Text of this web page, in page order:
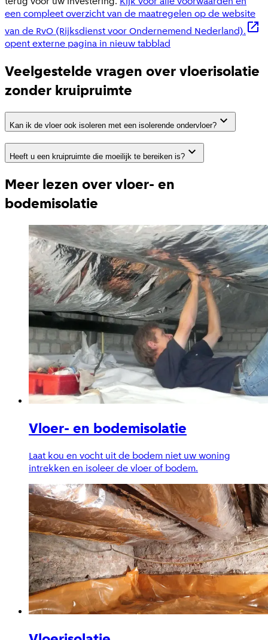
een compleet overzicht van de maatregelen op de website
van de RvO (Rijksdienst voor Ondernemend Nederland).
opent externe pagina in nieuw tabblad
Veelgestelde vragen over vloerisolatie
zonder kruipruimte
Kan ik de vloer ook isoleren met een isolerende ondervloer?
Heeft u een kruipruimte die moeilijk te bereiken is?
Meer lezen over vloer- en
bodemisolatie
Vloer- en bodemisolatie
Laat kou en vocht uit de bodem niet uw woning
intrekken en isoleer de vloer of bodem.